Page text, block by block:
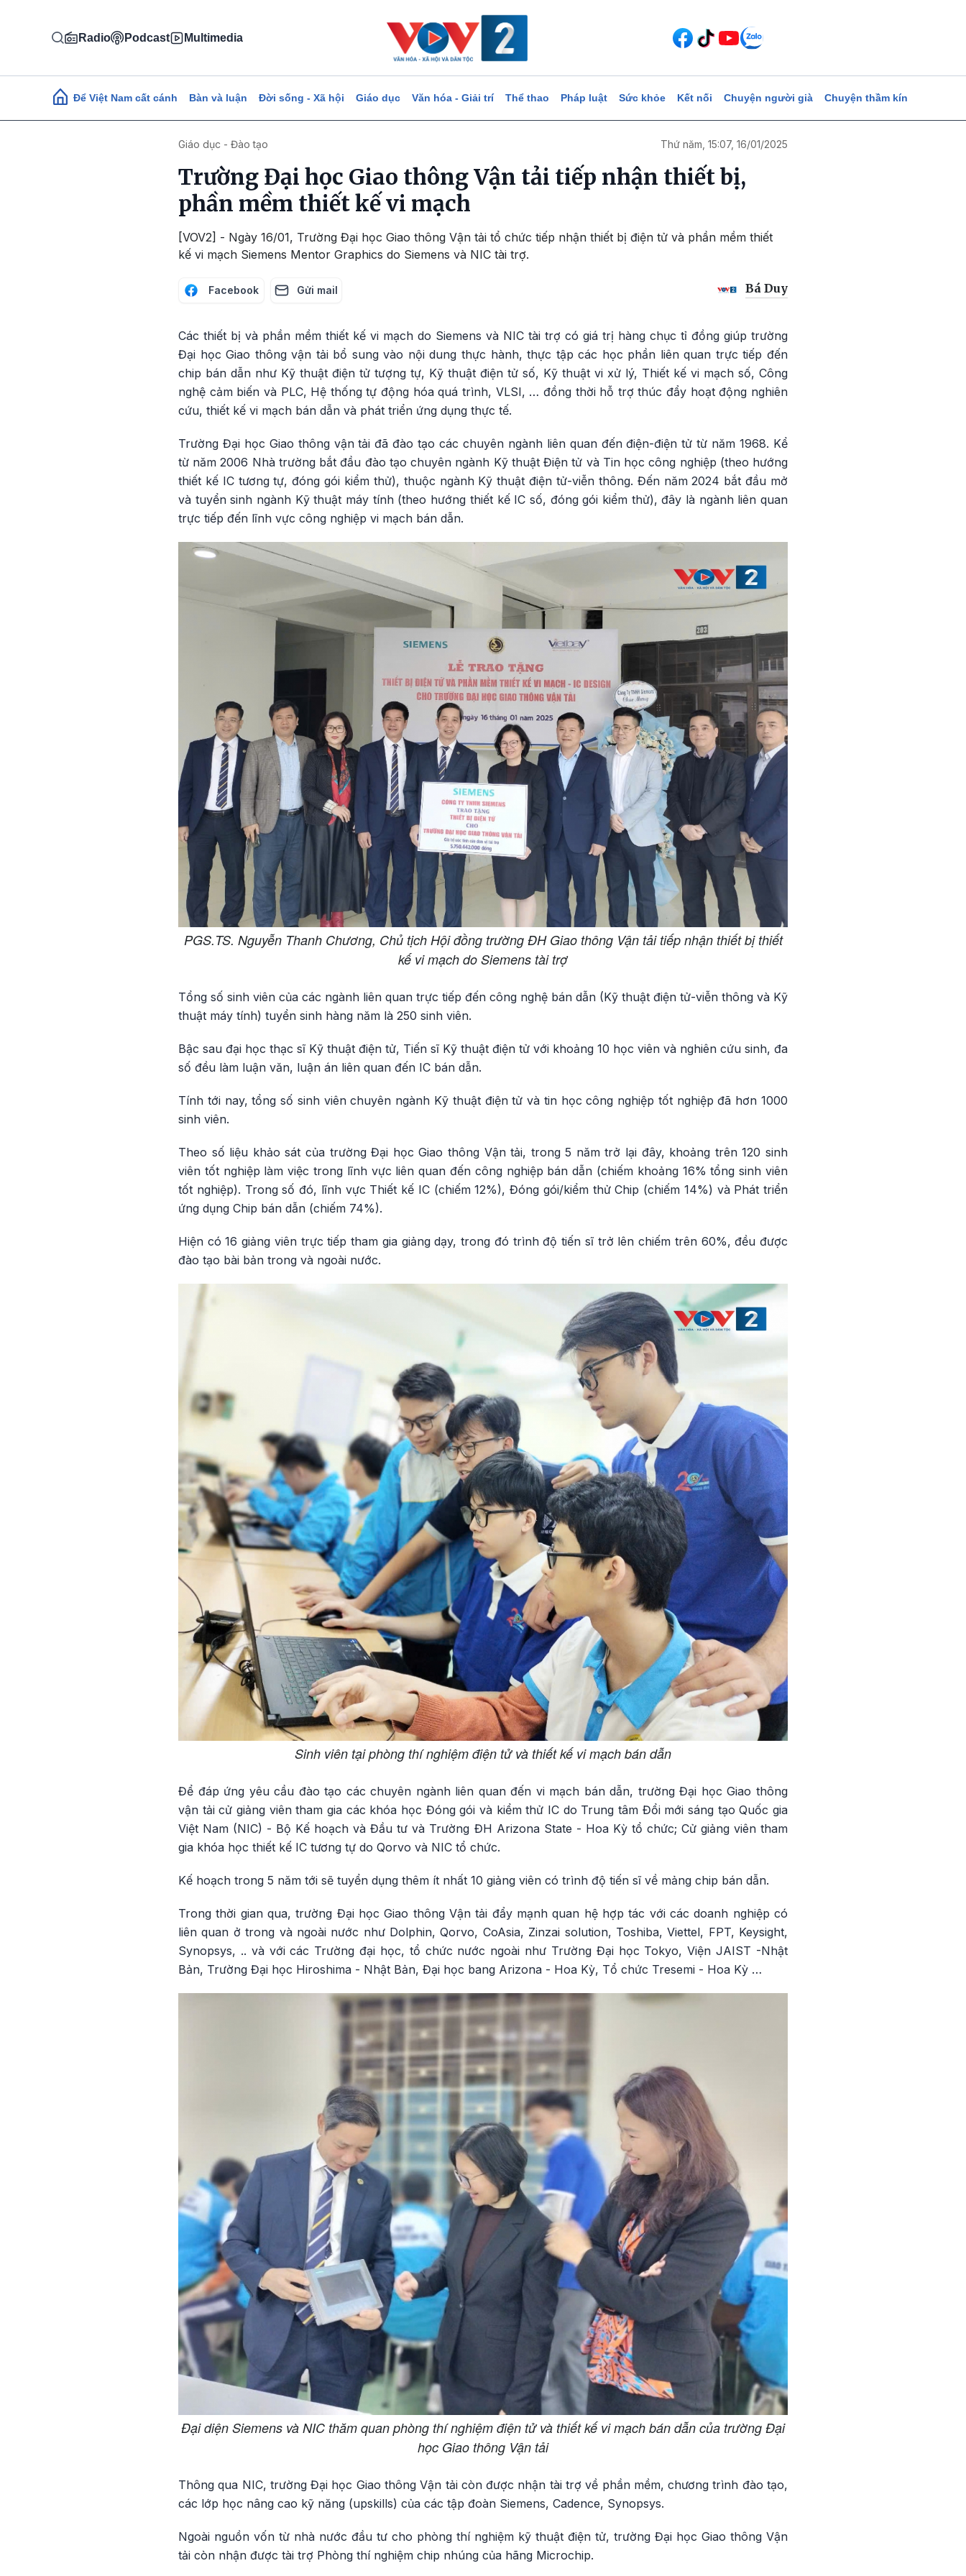
Radio Podcast Multimedia
Main navigation
Để Việt Nam cất cánh Bàn và luận Đời sống - Xã hội Giáo dục Văn hóa - Giải trí Thể thao Pháp luật Sức khỏe Kết nối Chuyện người già Chuyện thầm kín
Giáo dục - Đào tạo Thứ năm, 15:07, 16/01/2025
Trường Đại học Giao thông Vận tải tiếp nhận thiết bị,
phần mềm thiết kế vi mạch
[VOV2] - Ngày 16/01, Trường Đại học Giao thông Vận tải tổ chức tiếp nhận thiết bị điện tử và phần mềm thiết
kế vi mạch Siemens Mentor Graphics do Siemens và NIC tài trợ.
Facebook Gửi mail Bá Duy
Các thiết bị và phần mềm thiết kế vi mạch do Siemens và NIC tài trợ có giá trị hàng chục tỉ đồng giúp trường
Đại học Giao thông vận tải bổ sung vào nội dung thực hành, thực tập các học phần liên quan trực tiếp đến
chip bán dẫn như Kỹ thuật điện tử tượng tự, Kỹ thuật điện tử số, Kỹ thuật vi xử lý, Thiết kế vi mạch số, Công
nghệ cảm biến và PLC, Hệ thống tự động hóa quá trình, VLSI, … đồng thời hỗ trợ thúc đẩy hoạt động nghiên
cứu, thiết kế vi mạch bán dẫn và phát triển ứng dụng thực tế.
Trường Đại học Giao thông vận tải đã đào tạo các chuyên ngành liên quan đến điện-điện tử từ năm 1968. Kể
từ năm 2006 Nhà trường bắt đầu đào tạo chuyên ngành Kỹ thuật Điện tử và Tin học công nghiệp (theo hướng
thiết kế IC tương tự, đóng gói kiểm thử), thuộc ngành Kỹ thuật điện tử-viễn thông. Đến năm 2024 bắt đầu mở
và tuyển sinh ngành Kỹ thuật máy tính (theo hướng thiết kế IC số, đóng gói kiểm thử), đây là ngành liên quan
trực tiếp đến lĩnh vực công nghiệp vi mạch bán dẫn.
PGS.TS. Nguyễn Thanh Chương, Chủ tịch Hội đồng trường ĐH Giao thông Vận tải tiếp nhận thiết bị thiết
kế vi mạch do Siemens tài trợ
Tổng số sinh viên của các ngành liên quan trực tiếp đến công nghệ bán dẫn (Kỹ thuật điện tử-viễn thông và Kỹ
thuật máy tính) tuyển sinh hàng năm là 250 sinh viên.
Bậc sau đại học thạc sĩ Kỹ thuật điện tử, Tiến sĩ Kỹ thuật điện tử với khoảng 10 học viên và nghiên cứu sinh, đa
số đều làm luận văn, luận án liên quan đến IC bán dẫn.
Tính tới nay, tổng số sinh viên chuyên ngành Kỹ thuật điện tử và tin học công nghiệp tốt nghiệp đã hơn 1000
sinh viên.
Theo số liệu khảo sát của trường Đại học Giao thông Vận tải, trong 5 năm trở lại đây, khoảng trên 120 sinh
viên tốt nghiệp làm việc trong lĩnh vực liên quan đến công nghiệp bán dẫn (chiếm khoảng 16% tổng sinh viên
tốt nghiệp). Trong số đó, lĩnh vực Thiết kế IC (chiếm 12%), Đóng gói/kiểm thử Chip (chiếm 14%) và Phát triển
ứng dụng Chip bán dẫn (chiếm 74%).
Hiện có 16 giảng viên trực tiếp tham gia giảng dạy, trong đó trình độ tiến sĩ trở lên chiếm trên 60%, đều được
đào tạo bài bản trong và ngoài nước.
Sinh viên tại phòng thí nghiệm điện tử và thiết kế vi mạch bán dẫn
Để đáp ứng yêu cầu đào tạo các chuyên ngành liên quan đến vi mạch bán dẫn, trường Đại học Giao thông
vận tải cử giảng viên tham gia các khóa học Đóng gói và kiểm thử IC do Trung tâm Đổi mới sáng tạo Quốc gia
Việt Nam (NIC) - Bộ Kế hoạch và Đầu tư và Trường ĐH Arizona State - Hoa Kỳ tổ chức; Cử giảng viên tham
gia khóa học thiết kế IC tương tự do Qorvo và NIC tổ chức.
Kế hoạch trong 5 năm tới sẽ tuyển dụng thêm ít nhất 10 giảng viên có trình độ tiến sĩ về mảng chip bán dẫn.
Trong thời gian qua, trường Đại học Giao thông Vận tải đẩy mạnh quan hệ hợp tác với các doanh nghiệp có
liên quan ở trong và ngoài nước như Dolphin, Qorvo, CoAsia, Zinzai solution, Toshiba, Viettel, FPT, Keysight,
Synopsys, .. và với các Trường đại học, tổ chức nước ngoài như Trường Đại học Tokyo, Viện JAIST -Nhật
Bản, Trường Đại học Hiroshima - Nhật Bản, Đại học bang Arizona - Hoa Kỳ, Tổ chức Tresemi - Hoa Kỳ …
Đại diện Siemens và NIC thăm quan phòng thí nghiệm điện tử và thiết kế vi mạch bán dẫn của trường Đại
học Giao thông Vận tải
Thông qua NIC, trường Đại học Giao thông Vận tải còn được nhận tài trợ về phần mềm, chương trình đào tạo,
các lớp học nâng cao kỹ năng (upskills) của các tập đoàn Siemens, Cadence, Synopsys.
Ngoài nguồn vốn từ nhà nước đầu tư cho phòng thí nghiệm kỹ thuật điện tử, trường Đại học Giao thông Vận
tải còn nhận được tài trợ Phòng thí nghiệm chip nhúng của hãng Microchip.